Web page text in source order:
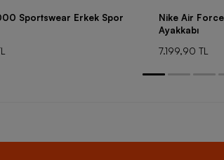
Sportswear Erkek Spor
Nike Air
Ayakkabı
7.199,90 TL